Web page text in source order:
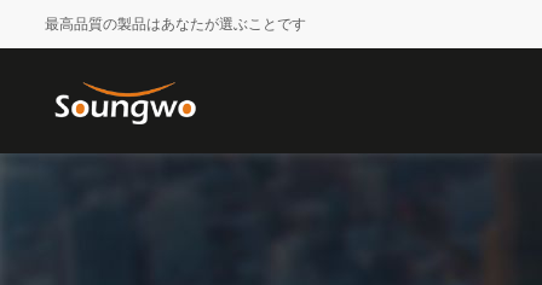
最高品質の製品はあなたが選ぶことです